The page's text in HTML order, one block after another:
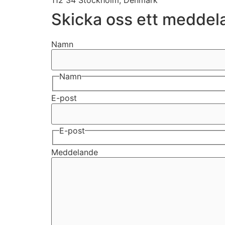
Skicka oss ett
Namn
Namn
E-post
E-post
Meddelande